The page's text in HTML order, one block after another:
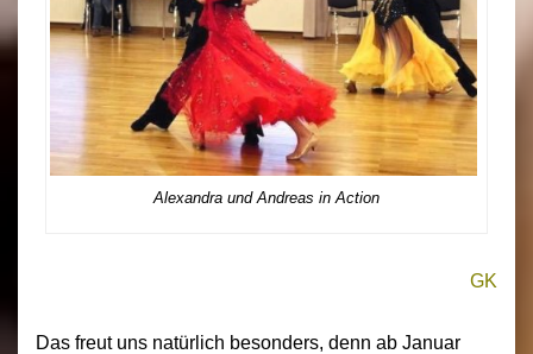
Alexandra und Andreas in Action
GK
Das freut uns natürlich besonders, denn ab Januar